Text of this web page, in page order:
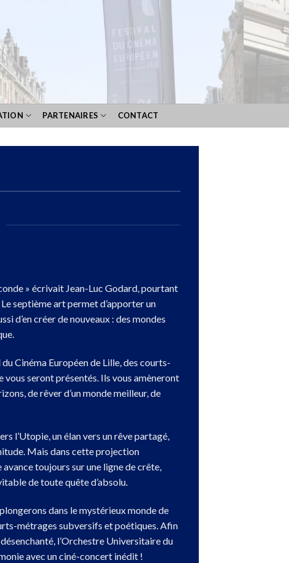
PARTENAIRES CONTACT
» écrivait Jean-Luc Godard,pourtant
Le septième art permet d’apporter un
d’en créer de nouveaux : des mondes
Cinéma Européen de Lille, des courts-
vous seront présentés. Ils vous amèneront
de rêver d’un monde meilleur, de
l’Utopie,un élan vers un rêve partagé,
Mais dans cette projection
avance toujours sur une ligne de crête,
de toute quête d’absolu.
dans le mystérieux monde de
métrages subversifs et poétiques.Afin
l’Orchestre Universitaire du
avec un ciné-concert inédit !